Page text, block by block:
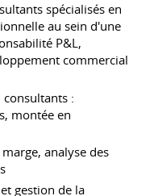
spécialisés en
au sein d'une
P&L,
commercial
:
montée en
analyse des
gestion de la